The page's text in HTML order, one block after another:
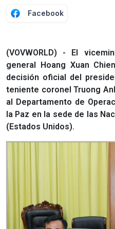
Facebook
(VOVWORLD) - El
general Hoang Xuan
decisión oficial del
teniente coronel Truong
al Departamento de
la Paz en la sede de las
(Estados Unidos).